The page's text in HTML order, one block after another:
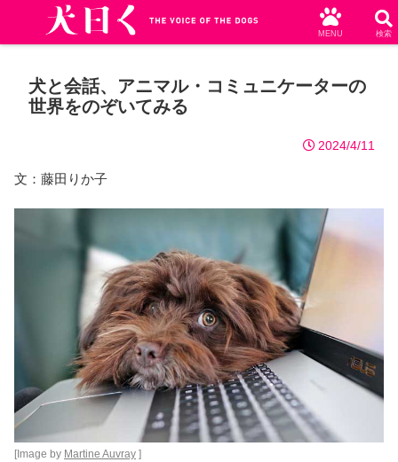
犬と会話、アニマル・コミュニケーターの
世界をのぞいてみる
2024/4/11
文：藤田りか子
[Image by Martine Auvray ]
MENU 検索